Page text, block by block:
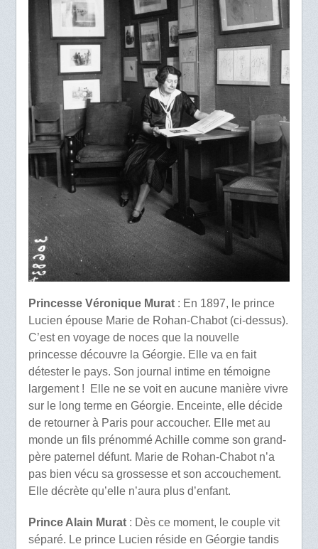
Princesse Véronique Murat: En 1897, le prince
Lucien épouse Marie de Rohan-Chabot (ci-dessus).
C’est en voyage de noces que la nouvelle
princesse découvre la Géorgie. Elle va en fait
détester le pays. Son journal intime en témoigne
largement ! Elle ne se voit en aucune manière vivre
sur le long terme en Géorgie. Enceinte, elle décide
de retourner à Paris pour accoucher. Elle met au
monde un fils prénommé Achille comme son grand-
père paternel défunt. Marie de Rohan-Chabot n’a
pas bien vécu sa grossesse et son accouchement.
Elle décrète qu’elle n’aura plus d’enfant.
Prince Alain Murat: Dès ce moment, le couple vit
séparé. Le prince Lucien réside en Géorgie tandis